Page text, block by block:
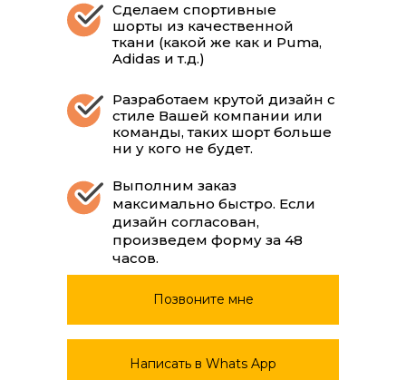
Сделаем спортивные
шорты из качественной
ткани (какой же как и Puma,
Adidas и т.д.)
Разработаем крутой дизайн с
стиле Вашей компании или
команды, таких шорт больше
ни у кого не будет.
Выполним заказ
максимально быстро. Если
дизайн согласован,
произведем форму за 48
часов.
Написать в Whats App
Позвоните мне